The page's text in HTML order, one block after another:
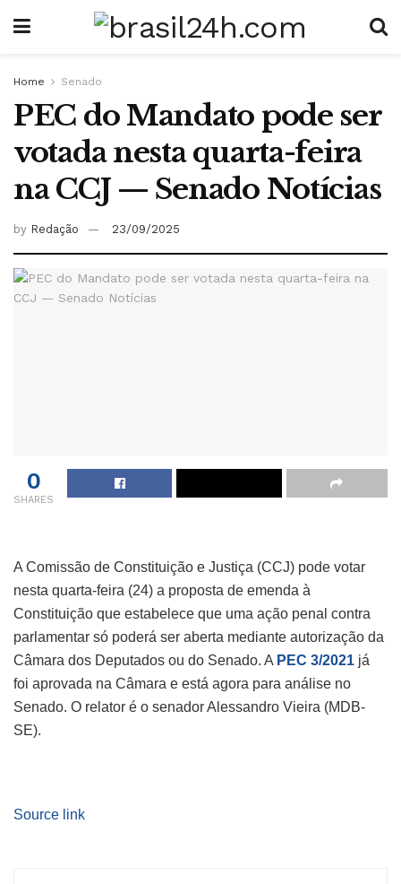
Home Senado
PEC do Mandato pode ser
votada nesta quarta-feira
na CCJ — Senado Notícias
by Redação 23/09/2025
0
SHARES
A Comissão de Constituição e Justiça (CCJ) pode votar
nesta quarta-feira (24) a proposta de emenda à
Constituição que estabelece que uma ação penal contra
parlamentar só poderá ser aberta mediante autorização da
Câmara dos Deputados ou do Senado. A PEC 3/2021 já
foi aprovada na Câmara e está agora para análise no
Senado. O relator é o senador Alessandro Vieira (MDB-
SE).
Source link